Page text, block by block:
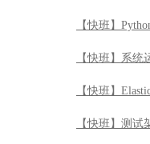
【快班】
【快班】系
【快班】
【快班】测